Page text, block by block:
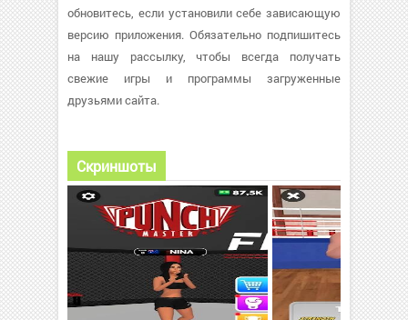
обновитесь, если установили себе зависающую
версию приложения. Обязательно подпишитесь
на нашу рассылку, чтобы всегда получать
свежие игры и программы загруженные
друзьями сайта.
Скриншоты